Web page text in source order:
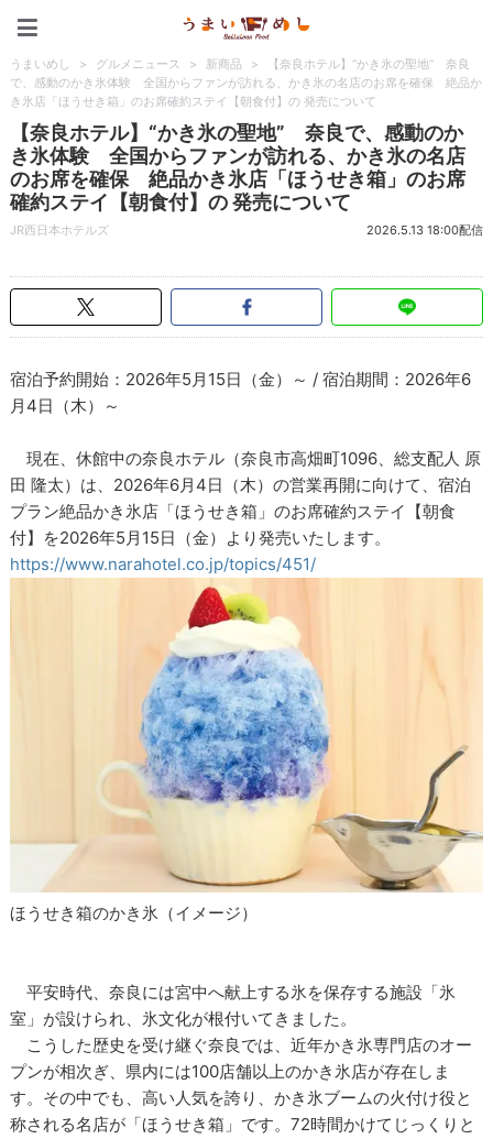
うまいめし > グルメニュース > 新商品 >
【奈良ホテル】“かき氷の聖地” 奈良
で、感動のかき氷体験 全国からファンが訪れる、かき氷の名店のお席を確保 絶品か
き氷店「ほうせき箱」のお席確約ステイ【朝食付】の 発売について
【奈良ホテル】“かき氷の聖地” 奈良で、感動のか
き氷体験 全国からファンが訪れる、かき氷の名店
のお席を確保 絶品かき氷店「ほうせき箱」のお席
確約ステイ【朝食付】の 発売について
JR西日本ホテルズ 2026.5.13 18:00配信
宿泊予約開始：2026年5月15日（金）～ / 宿泊期間：2026年6
月4日（木）～
現在、休館中の奈良ホテル（奈良市高畑町1096、総支配人 原
田 隆太）は、2026年6月4日（木）の営業再開に向けて、宿泊
プラン絶品かき氷店「ほうせき箱」のお席確約ステイ【朝食
付】を2026年5月15日（金）より発売いたします。
https://www.narahotel.co.jp/topics/451/
ほうせき箱のかき氷（イメージ）
平安時代、奈良には宮中へ献上する氷を保存する施設「氷
室」が設けられ、氷文化が根付いてきました。
こうした歴史を受け継ぐ奈良では、近年かき氷専門店のオー
プンが相次ぎ、県内には100店舗以上のかき氷店が存在しま
す。その中でも、高い人気を誇り、かき氷ブームの火付け役と
称される名店が「ほうせき箱」です。72時間かけてじっくりと